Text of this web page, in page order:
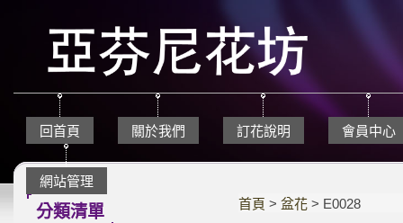
回首頁 關於我們 訂花說明 會員中心
網站管理
分類清單 首頁 >盆花 > E0028